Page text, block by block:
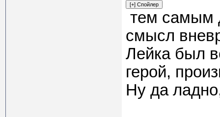
тем самым
смысл
Лейка был
герой,
Ну да